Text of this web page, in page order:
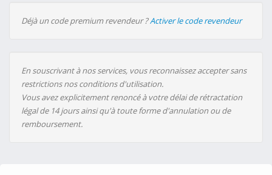
Déjà un code premium revendeur ?Activer le code revendeur
En souscrivant à nos services, vous reconnaissez accepter sans
restrictions nos conditions d'utilisation.
Vous avez explicitement renoncé à votre délai de rétractation
légal de 14 jours ainsi qu'à toute forme d'annulation ou de
remboursement.